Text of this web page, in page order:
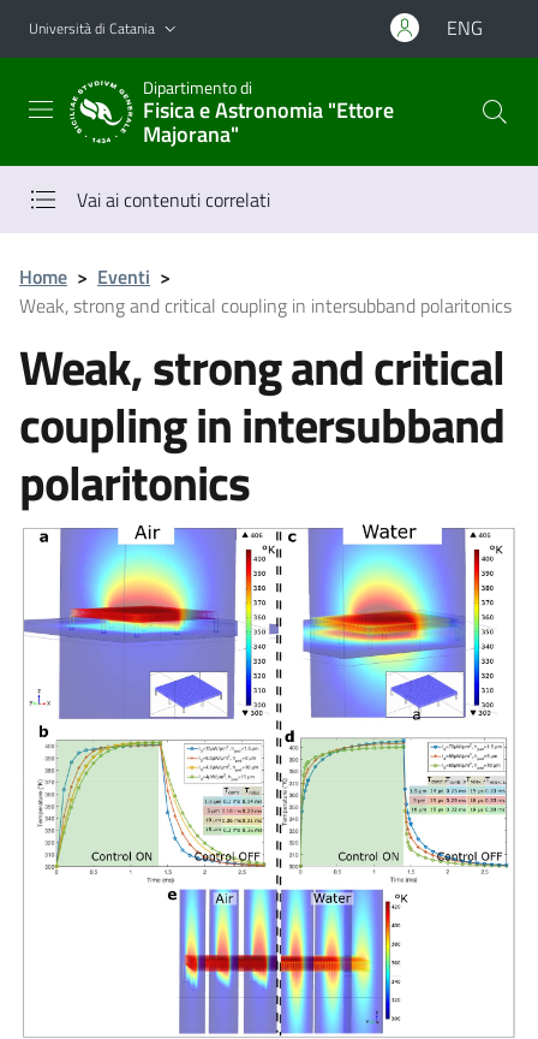
Vai al contenuto principale
Vai al menu di navigazione
Università di Catania ENG
Dipartimento di
Fisica e Astronomia "Ettore
Majorana"
Vai ai contenuti correlati
Home > Eventi >
Weak, strong and critical coupling in intersubband polaritonics
Weak, strong and critical
coupling in intersubband
polaritonics